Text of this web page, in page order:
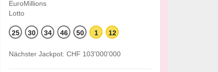
25 30 34 46 50 1 12
Nächster Jackpot: CHF 103'000'000